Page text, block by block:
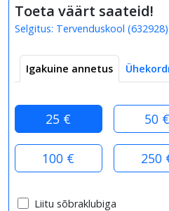
Toeta väärt saateid!
Selgitus: Tervenduskool (632928)
Igakuine annetus
25 € 50 €
100 € 250
Liitu sõbraklubiga